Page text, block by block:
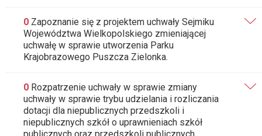
0 Zapoznanie się z projektem uchwały Sejmiku
Województwa Wielkopolskiego zmieniającej
uchwałę w sprawie utworzenia Parku
Krajobrazowego Puszcza Zielonka.
0 Rozpatrzenie uchwały w sprawie zmiany
uchwały w sprawie trybu udzielania i rozliczania
dotacji dla niepublicznych przedszkoli i
niepublicznych szkół o uprawnieniach szkół